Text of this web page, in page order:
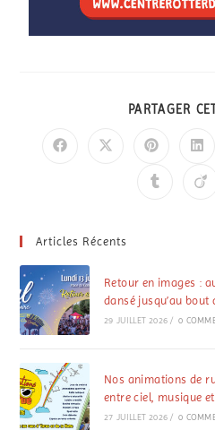
PARTAGER
Articles Récents
Retour en images :
dansé jusqu’au bout
29 JUILLET 2026 / 0
Nos animations de
entre ciel, musique
27 JUILLET 2026 / 0